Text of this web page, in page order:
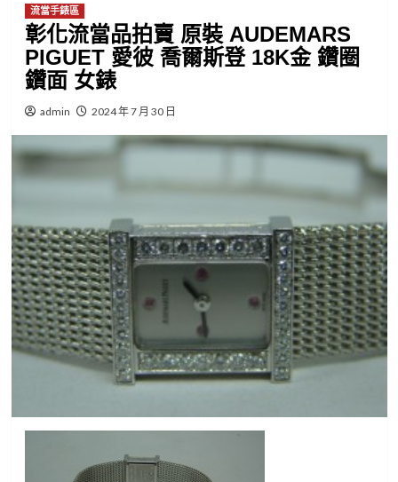
流當手錶區
彰化流當品拍賣 原裝 AUDEMARS
PIGUET 愛彼 喬爾斯登 18K金 鑽圈
鑽面 女錶
admin 2024 年 7 月 30 日